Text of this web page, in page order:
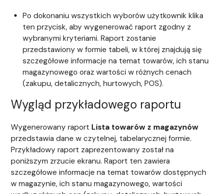
Po dokonaniu wszystkich wyborów użytkownik klika
ten przycisk, aby wygenerować raport zgodny z
wybranymi kryteriami. Raport zostanie
przedstawiony w formie tabeli, w której znajdują się
szczegółowe informacje na temat towarów, ich stanu
magazynowego oraz wartości w różnych cenach
(zakupu, detalicznych, hurtowych, POS).
Wygląd przykładowego raportu
Wygenerowany raport Lista towarów z magazynów
przedstawia dane w czytelnej, tabelarycznej formie.
Przykładowy raport zaprezentowany został na
poniższym zrzucie ekranu. Raport ten zawiera
szczegółowe informacje na temat towarów dostępnych
w magazynie, ich stanu magazynowego, wartości